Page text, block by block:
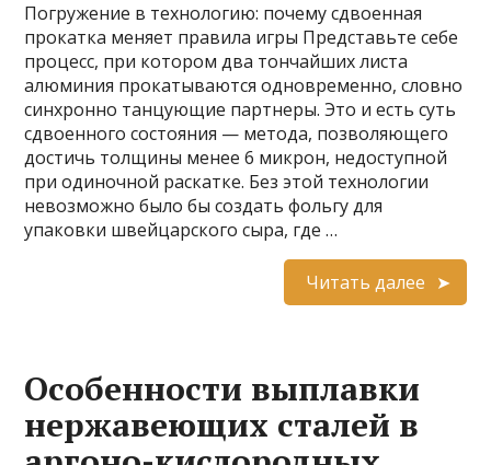
Погружение в технологию: почему сдвоенная
прокатка меняет правила игры Представьте себе
процесс, при котором два тончайших листа
алюминия прокатываются одновременно, словно
синхронно танцующие партнеры. Это и есть суть
сдвоенного состояния — метода, позволяющего
достичь толщины менее 6 микрон, недоступной
при одиночной раскатке. Без этой технологии
невозможно было бы создать фольгу для
упаковки швейцарского сыра, где …
Читать далее
Особенности выплавки
нержавеющих сталей в